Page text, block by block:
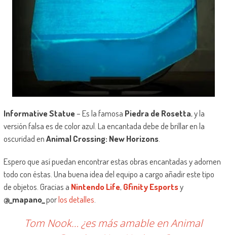
Informative Statue– Es la famosa Piedra de Rosetta, y la
versión falsa es de color azul. La encantada debe de brillar en la
oscuridad enAnimal Crossing: New Horizons.
Espero que así puedan encontrar estas obras encantadas y adornen
todo con éstas. Una buena idea del equipo a cargo añadir este tipo
de objetos. Gracias a Nintendo Life, Gfinity Esportsy
@_mapano_ porlos detalles
Tom Nook… ¿es más amable en Animal